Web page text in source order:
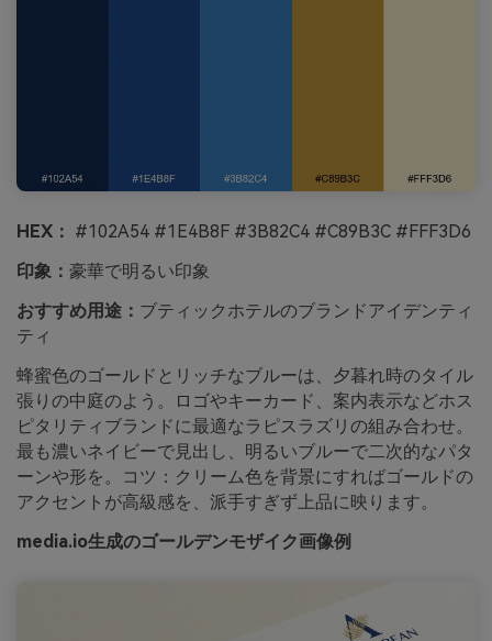
HEX： #102A54 #1E4B8F #3B82C4 #C89B3C #FFF3D6
印象： 豪華で明るい印象
おすすめ用途： ブティックホテルのブランドアイデンティ
ティ
蜂蜜色のゴールドとリッチなブルーは、夕暮れ時のタイル
張りの中庭のよう。ロゴやキーカード、案内表示などホス
ピタリティブランドに最適なラピスラズリの組み合わせ。
最も濃いネイビーで見出し、明るいブルーで二次的なパタ
ーンや形を。コツ：クリーム色を背景にすればゴールドの
アクセントが高級感を、派手すぎず上品に映ります。
media.io生成のゴールデンモザイク画像例